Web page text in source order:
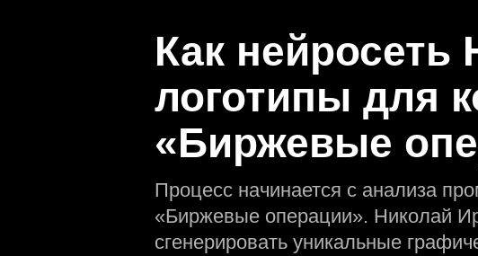
Как нейросеть
логотипы для
«Биржевые
Процесс начинается с анализа
«Биржевые операции». Николай
сгенерировать уникальные